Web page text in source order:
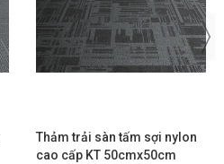
Thảm trải sàn tấm sợi nylon
cao cấp KT 50cmx50cm